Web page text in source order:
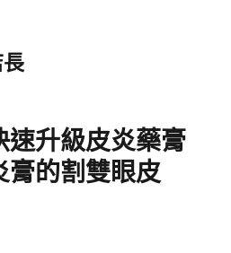
速升級皮炎藥膏
膏的割雙眼皮